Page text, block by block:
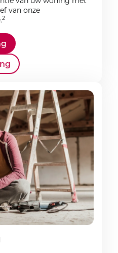
van onze
2